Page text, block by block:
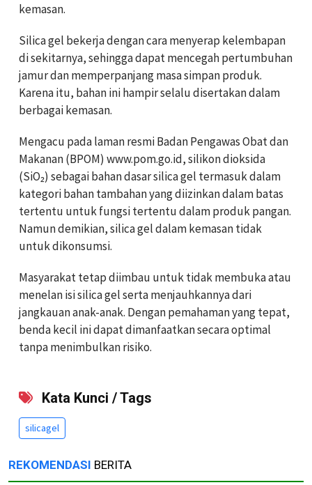
kemasan.
Silica gel bekerja dengan cara menyerap kelembapan
di sekitarnya, sehingga dapat mencegah pertumbuhan
jamur dan memperpanjang masa simpan produk.
Karena itu, bahan ini hampir selalu disertakan dalam
berbagai kemasan.
Mengacu pada laman resmi Badan Pengawas Obat dan
Makanan (BPOM) www.pom.go.id, silikon dioksida
(SiO₂) sebagai bahan dasar silica gel termasuk dalam
kategori bahan tambahan yang diizinkan dalam batas
tertentu untuk fungsi tertentu dalam produk pangan.
Namun demikian, silica gel dalam kemasan tidak
untuk dikonsumsi.
Masyarakat tetap diimbau untuk tidak membuka atau
menelan isi silica gel serta menjauhkannya dari
jangkauan anak-anak. Dengan pemahaman yang tepat,
benda kecil ini dapat dimanfaatkan secara optimal
tanpa menimbulkan risiko.
Kata Kunci / Tags
silicagel
REKOMENDASI BERITA